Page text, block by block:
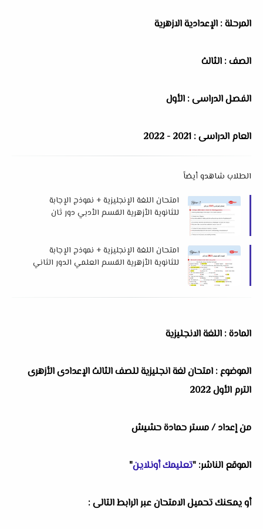
المرحلة : الإعدادية الازهرية
الصف : الثالث
الفصل الدراسى : الأول
العام الدراسى : 2021 - 2022
الطلاب شاهدو أيضاً
امتحان اللغة الإنجليزية + نموذج الإجابة
للثانوية الأزهرية القسم الأدبي دور ثان
امتحان اللغة الإنجليزية + نموذج الإجابة
للثانوية الأزهرية القسم العلمي الدور الثاني
المادة : اللغة الانجليزية
الموضوع : ‏‏امتحان لغة انجليزية للصف الثالث الإعدادى الأزهرى
الترم الأول 2022
من إعداد / مستر حمادة حشيش
الموقع الناشر: "تعليمك أونلاين"
أو يمكنك تحميل الامتحان عبر الرابط التالى :